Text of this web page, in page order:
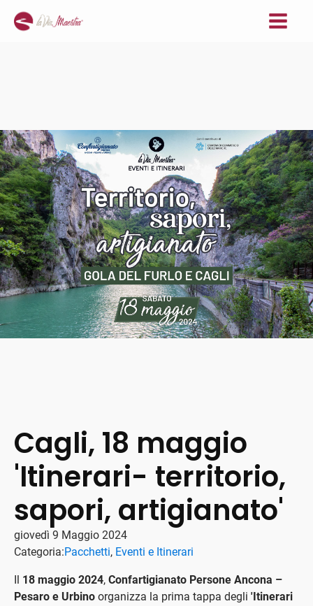
Cagli, 18 maggio
'Itinerari- territorio,
sapori, artigianato'
giovedì 9 Maggio 2024
Categoria:Pacchetti, Eventi e Itinerari
Il 18 maggio 2024, Confartigianato Persone Ancona –
Pesaro e Urbino organizza la prima tappa degli 'Itinerari